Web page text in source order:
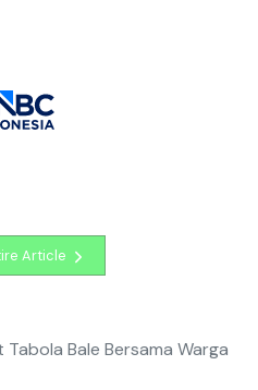
Article
Bale Bersama Warga